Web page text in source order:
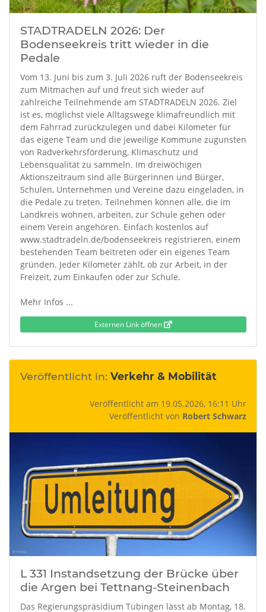
STADTRADELN 2026: Der
Bodenseekreis tritt wieder in die
Pedale
Vom 13. Juni bis zum 3. Juli 2026 ruft der Bodenseekreis
zum Mitmachen auf und freut sich wieder auf
zahlreiche Teilnehmende am STADTRADELN 2026. Ziel
ist es, möglichst viele Alltagswege klimafreundlich mit
dem Fahrrad zurückzulegen und dabei Kilometer für
das eigene Team und die jeweilige Kommune zugunsten
von Radverkehrsförderung, Klimaschutz und
Lebensqualität zu sammeln. Im dreiwöchigen
Aktionszeitraum sind alle Bürgerinnen und Bürger,
Schulen, Unternehmen und Vereine dazu eingeladen, in
die Pedale zu treten. Teilnehmen können alle, die im
Landkreis wohnen, arbeiten, zur Schule gehen oder
einem Verein angehören. Einfach kostenlos auf
www.stadtradeln.de/bodenseekreis registrieren, einem
bestehenden Team beitreten oder ein eigenes Team
gründen. Jeder Kilometer zählt, ob zur Arbeit, in der
Freizeit, zum Einkaufen oder zur Schule.
Mehr Infos ...
Externen Link öffnen
Veröffentlicht in: Verkehr & Mobilität
Veröffentlicht am 19.05.2026, 16:11 Uhr
Veröffentlicht von Robert Schwarz
L 331 Instandsetzung der Brücke über
die Argen bei Tettnang-Steinenbach
Das Regierungspräsidium Tübingen lässt ab Montag, 18.